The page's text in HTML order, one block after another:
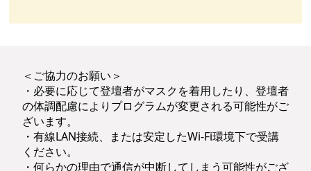
＜ご協力のお願い＞
・必要に応じて登壇者がマスクを着用したり、登壇者
の体調配慮によりプログラムが変更される可能性がご
ざいます。
・有線LAN接続、または安定したWi-Fi環境下で受講
ください。
・何らかの理由で通信が中断してしまう可能性がござ